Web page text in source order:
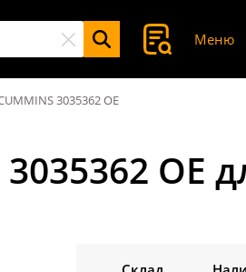
Меню
3035362 OE
OE